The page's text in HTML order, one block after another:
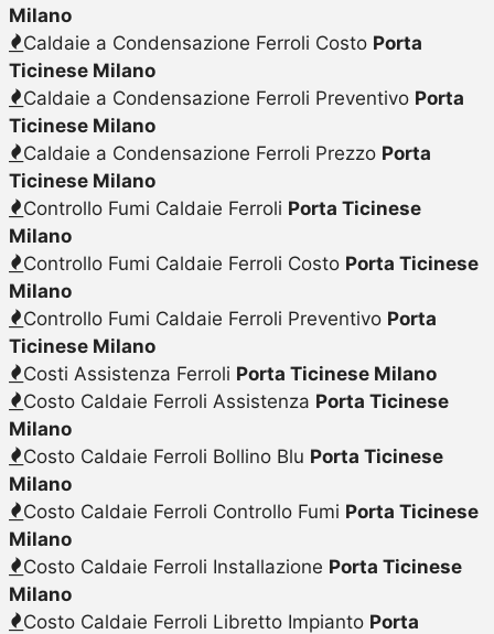
Milano
Caldaie a Condensazione Ferroli Costo Porta
Ticinese Milano
Caldaie a Condensazione Ferroli Preventivo Porta
Ticinese Milano
Caldaie a Condensazione Ferroli Prezzo Porta
Ticinese Milano
Controllo Fumi Caldaie Ferroli Porta Ticinese
Milano
Controllo Fumi Caldaie Ferroli Costo Porta Ticinese
Milano
Controllo Fumi Caldaie Ferroli Preventivo Porta
Ticinese Milano
Costi Assistenza Ferroli Porta Ticinese Milano
Costo Caldaie Ferroli Assistenza Porta Ticinese
Milano
Costo Caldaie Ferroli Bollino Blu Porta Ticinese
Milano
Costo Caldaie Ferroli Controllo Fumi Porta Ticinese
Milano
Costo Caldaie Ferroli Installazione Porta Ticinese
Milano
Costo Caldaie Ferroli Libretto Impianto Porta